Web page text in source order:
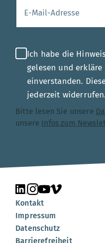
Ich habe die
gelesen und
einverstanden.
jederzeit widerrufen.
Bitte lesen Sie unsere
unsere Infos zum
Unsere Seite auf
Unsere Seite auf
Unsere Seite
Unsere
Kontakt
Impressum
Datenschutz
Barrierefreiheit